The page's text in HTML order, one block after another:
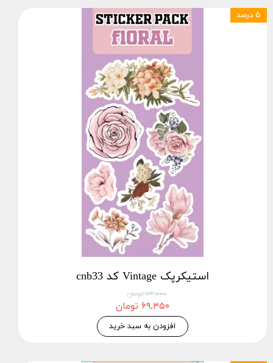
استیکرپک Vintage کد cnb33
۷۳,۰۰۰ تومان
۶۹,۳۵۰ تومان
افزودن به سبد خرید
۵ درصد